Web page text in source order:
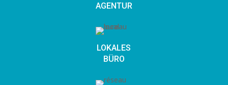
AGENTUR
LOKALES
BÜRO